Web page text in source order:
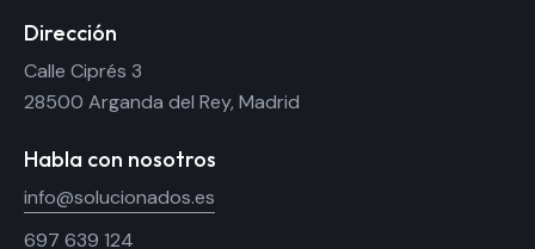
Dirección
Calle Ciprés 3
28500 Arganda del Rey, Madrid
Habla con nosotros
info@solucionados.es
697 639 124